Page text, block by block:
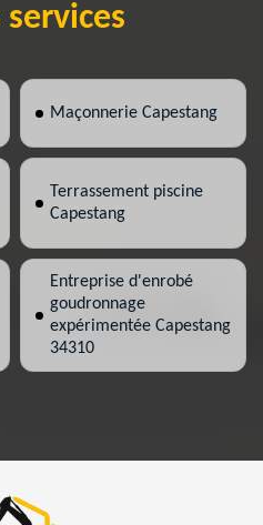
Maçonnerie Capestang
Terrassement piscine
Capestang
Entreprise d'enrobé
goudronnage
expérimentée Capestang
34310